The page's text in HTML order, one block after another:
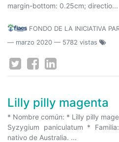
margin-bottom: 0.25cm; directio...
FONDO DE LA INICIATIVA
— marzo 2020 — 5782 vistas
Lilly pilly magenta
* Nombre común: * Lilly pilly
Syzygium paniculatum *
nativo de Australia. ...